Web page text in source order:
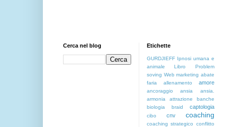
Cerca nel blog Etichette
GURDJIEFF Ipnosi umana e
animale
Libro
Problem
soving Web marketing abate
faria
allenamento amore
ancoraggio ansia
ansia.
armonia
attrazione
banche
biologia
braid captologia
cibo cnv coaching
coaching strategico
conflitto